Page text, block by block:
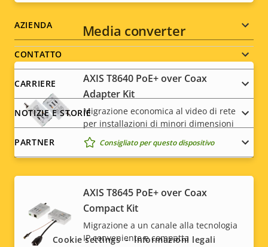
Media converter
AXIS T8640 PoE+ over Coax
Adapter Kit
Migrazione economica al video di rete
per installazioni di minori dimensioni
Consigliato per questo dispositivo
AXIS T8645 PoE+ over Coax
Compact Kit
Migrazione a un canale alla tecnologia
IP conveniente e compatta
Footer
menu
AZIENDA
CONTATTO
CARRIERE
NOTIZIE E STORIE
PARTNER
Social
menu
Cookie settings
Informazioni legali